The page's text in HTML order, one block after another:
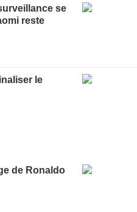
se
reste
le
de Ronaldo